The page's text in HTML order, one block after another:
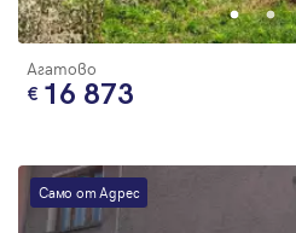
Агатово
16 873
Само от Адрес